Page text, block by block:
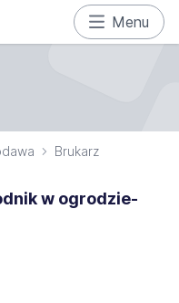
Menu
Brukarz
w ogrodzie-